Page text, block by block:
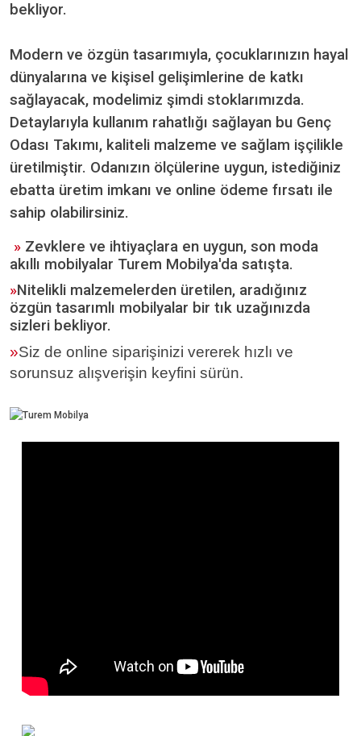
bekliyor.
Modern ve özgün tasarımıyla, çocuklarınızın hayal
dünyalarına ve kişisel gelişimlerine de katkı
sağlayacak, modelimiz şimdi stoklarımızda.
Detaylarıyla kullanım rahatlığı sağlayan bu Genç
Odası Takımı, kaliteli malzeme ve sağlam işçilikle
üretilmiştir. Odanızın ölçülerine uygun, istediğiniz
ebatta üretim imkanı ve online ödeme fırsatı ile
sahip olabilirsiniz.
» Zevklere ve ihtiyaçlara en uygun, son moda
akıllı mobilyalar Turem Mobilya'da satışta.
»Nitelikli malzemelerden üretilen, aradığınız
özgün tasarımlı mobilyalar bir tık uzağınızda
sizleri bekliyor.
»Siz de online siparişinizi vererek hızlı ve
sorunsuz alışverişin keyfini sürün.